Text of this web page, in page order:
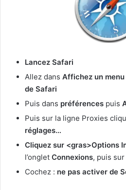
Lancez Safari
Allez dans Affichez un
de Safari
Puis dans préférences puis
Puis sur la ligne Proxies
réglages…
Cliquez sur <gras>Options
l’onglet Connexions, puis sur
Cochez : ne pas activer de